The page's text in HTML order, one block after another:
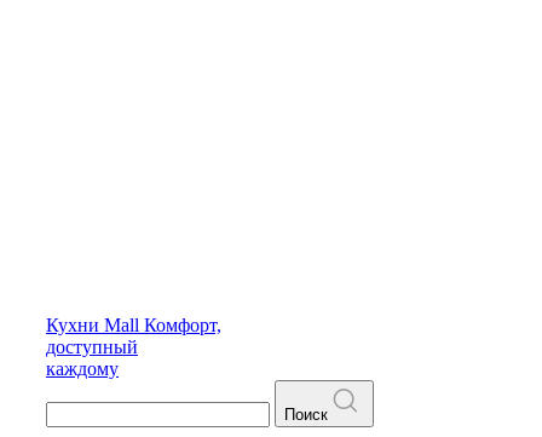
Кухни Mall Комфорт,
доступный
каждому
Поиск